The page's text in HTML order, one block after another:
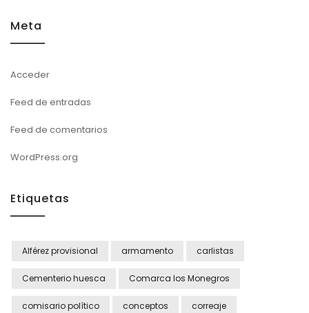
Meta
Acceder
Feed de entradas
Feed de comentarios
WordPress.org
Etiquetas
Alférez provisional armamento carlistas
Cementerio huesca Comarca los Monegros
comisario político conceptos correaje